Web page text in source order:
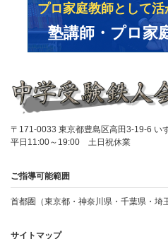
〒171-0033 東京都豊島区高田3-19-6 い
平日11:00～19:00 土日祝休業
ご指導可能範囲
首都圏（東京都・神奈川県・千葉県・埼
サイトマップ
プロ家庭教師として活
塾講師・プロ家